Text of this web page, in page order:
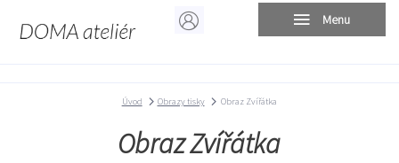
Menu
Úvod Obrazy tisky Obraz Zvířátka
Obraz Zvířátka